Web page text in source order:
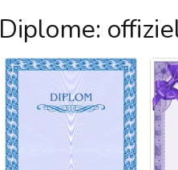
Diplome: